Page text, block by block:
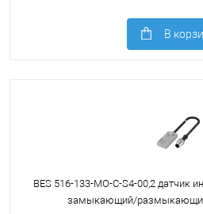
В
BES 516-133-MO-C-S4-00,2 датчик
замыкающий/размыкающий